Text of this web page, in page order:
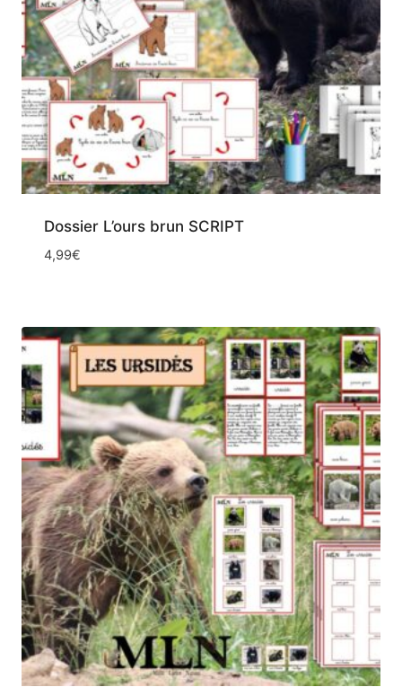
Dossier L’ours brun SCRIPT
4,99€